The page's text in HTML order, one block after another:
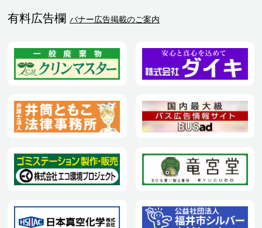
有料広告欄 バナー広告掲載のご案内